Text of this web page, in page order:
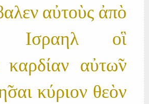
αὐτοὺς ἀπὸ
Ισραηλ οἳ
αὐτω̃ν
κύριον θεὸν